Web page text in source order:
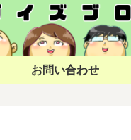
お問い合わせ